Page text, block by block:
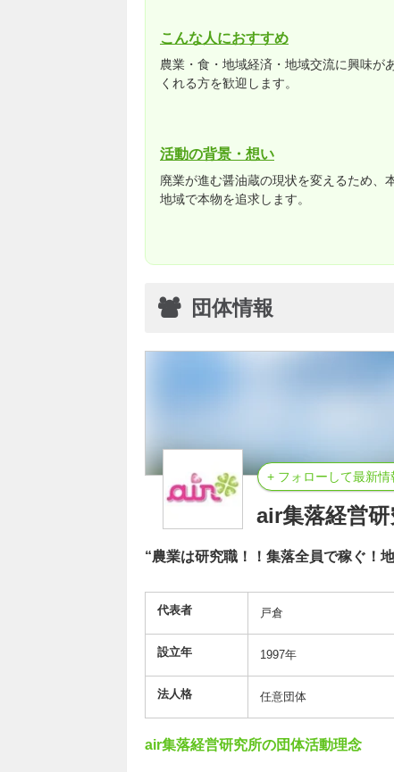
こんな人におすすめ
農業・食・地域経済・地域交流に興味が
くれる方を歓迎します。
活動の背景・想い
廃業が進む醤油蔵の現状を変えるため、
地域で本物を追求します。
団体情報
+ フォローして最新情
air集落経営
“農業は研究職！！集落全員で稼ぐ！
代表者 戸倉
設立年 1997年
法人格 任意団体
air集落経営研究所の団体活動理念